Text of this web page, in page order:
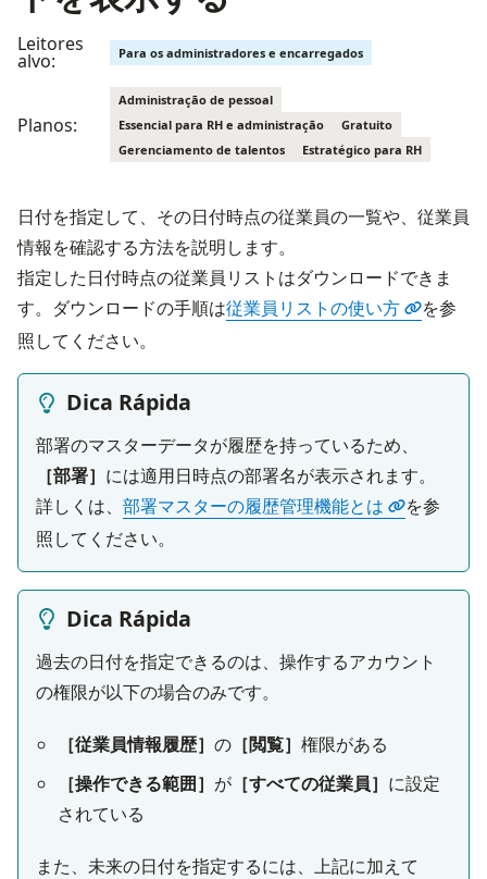
Leitores
alvo: Para os administradores e encarregados
Planos:
Administração de pessoal
Essencial para RH e administração
Gratuito
Gerenciamento de talentos
Estratégico para RH
日付を指定して、その日付時点の従業員の一覧や、従業員
情報を確認する方法を説明します。
指定した日付時点の従業員リストはダウンロードできま
す。ダウンロードの手順は従業員リストの使い方
を参
照してください。
Dica Rápida
部署のマスターデータが履歴を持っているため、
［部署］ には適用日時点の部署名が表示されます。
詳しくは、 部署マスターの履歴管理機能とは
を参
照してください。
Dica Rápida
過去の日付を指定できるのは、操作するアカウント
の権限が以下の場合のみです。
［従業員情報履歴］ の ［閲覧］ 権限がある
［操作できる範囲］ が ［すべての従業員］ に設定
されている
また、未来の日付を指定するには、上記に加えて